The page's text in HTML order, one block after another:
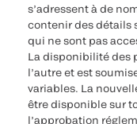
s’adressent à de
contenir des détails
qui ne sont pas
La disponibilité des
l’autre et est
variables. La
être disponible sur
l’approbation